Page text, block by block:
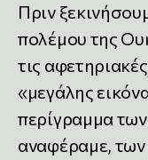
Πριν
πολέμου της
τις
«μεγάλης
περίγραμμα των
αναφέραμε, των